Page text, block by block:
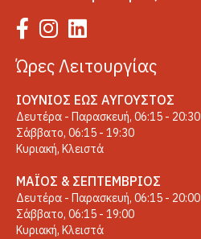
Ώρες Λειτουργίας
ΙΟΎΝΙΟΣ ΈΩΣ ΑΎΓΟΥΣΤΟΣ
Δευτέρα - Παρασκευή, 06:15 - 20:30
Σάββατο, 06:15 - 19:30
Κυριακή, Κλειστά
ΜΆΙΟΣ & ΣΕΠΤΈΜΒΡΙΟΣ
Δευτέρα - Παρασκευή, 06:15 - 20:00
Σάββατο, 06:15 - 19:00
Κυριακή, Κλειστά